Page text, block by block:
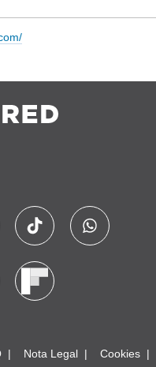
Nota Legal Cookies